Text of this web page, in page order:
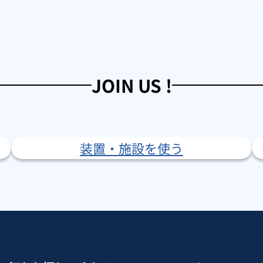
JOIN US !
装置・施設を使う